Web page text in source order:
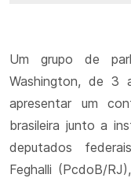
Um grupo de
Washington, de
apresentar um
brasileira junto a
deputados
Feghalli (PcdoB/